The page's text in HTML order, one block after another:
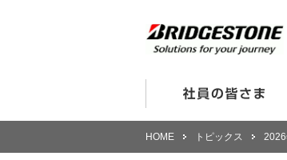
HOME トピックス